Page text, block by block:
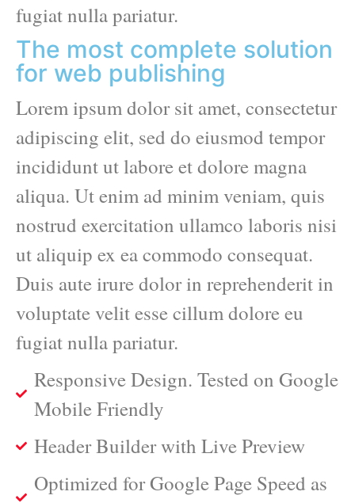
fugiat nulla pariatur.
The most complete solution
for web publishing
Lorem ipsum dolor sit amet, consectetur
adipiscing elit, sed do eiusmod tempor
incididunt ut labore et dolore magna
aliqua. Ut enim ad minim veniam, quis
nostrud exercitation ullamco laboris nisi
ut aliquip ex ea commodo consequat.
Duis aute irure dolor in reprehenderit in
voluptate velit esse cillum dolore eu
fugiat nulla pariatur.
Responsive Design. Tested on Google
Mobile Friendly
Header Builder with Live Preview
Optimized for Google Page Speed as